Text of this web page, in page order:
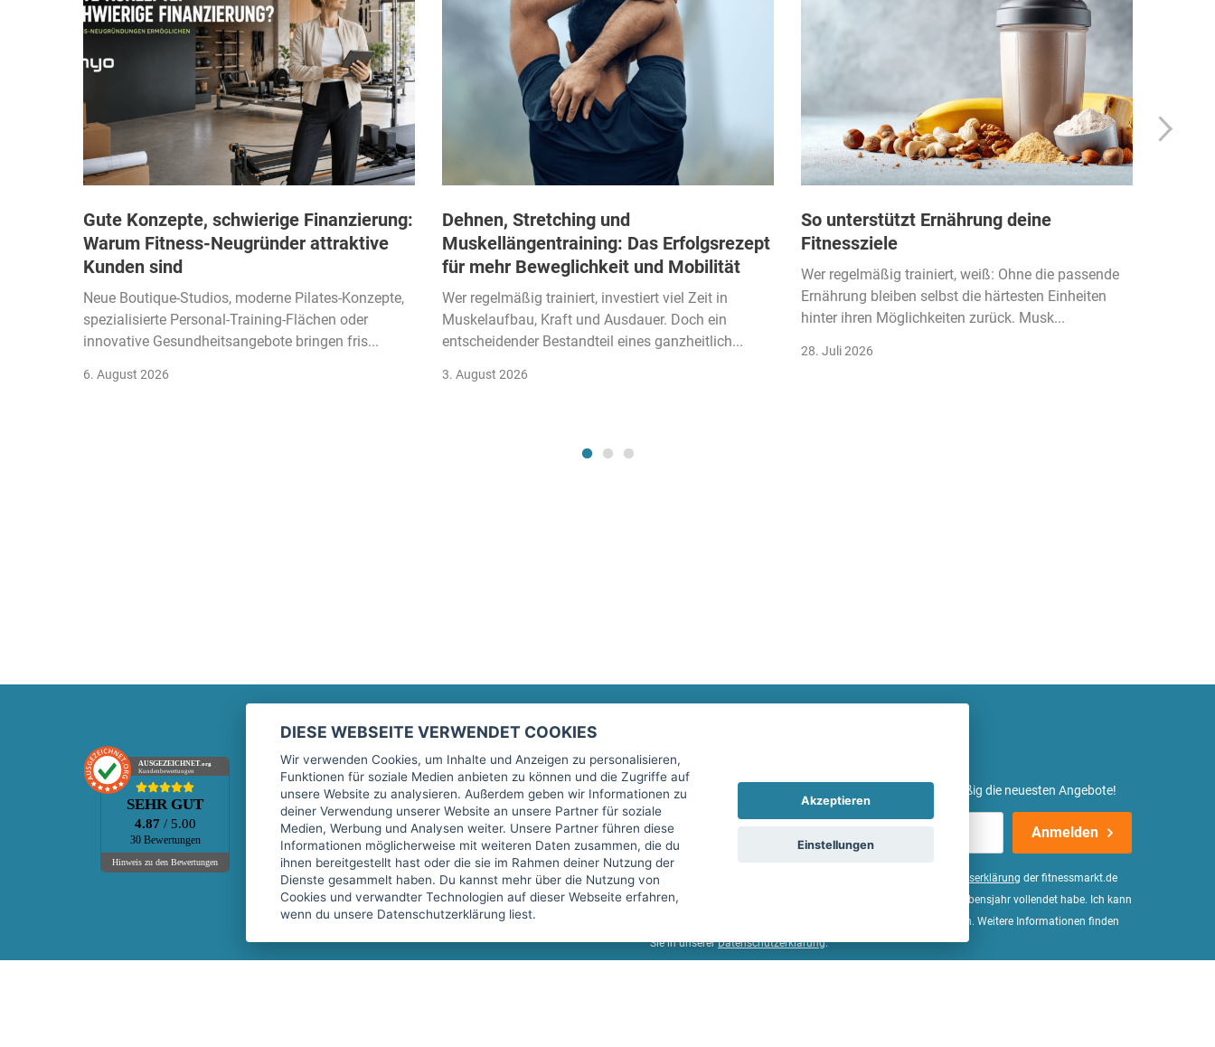
Gute Konzepte, schwierige Finanzierung:
Warum Fitness-Neugründer attraktive
Kunden sind
Neue Boutique-Studios, moderne Pilates-Konzepte,
spezialisierte Personal-Training-Flächen oder
innovative Gesundheitsangebote bringen fris...
6. August 2026
Dehnen, Stretching und
Muskellängentraining: Das Erfolgsrezept
für mehr Beweglichkeit und Mobilität
Wer regelmäßig trainiert, investiert viel Zeit in
Muskelaufbau, Kraft und Ausdauer. Doch ein
entscheidender Bestandteil eines ganzheitlich...
3. August 2026
So unterstützt Ernährung deine
Fitnessziele
Wer regelmäßig trainiert, weiß: Ohne die passende
Ernährung bleiben selbst die härtesten Einheiten
hinter ihren Möglichkeiten zurück. Musk...
28. Juli 2026
AUSGEZEICHNET.org
Kundenbewertungen
SEHR GUT
4.87 / 5.00
30 Bewertungen
Hinweis zu den Bewertungen
Marktplatz
Kontakt
Preise Marktplatz
FAQ Marktplatz
Über uns
Werbebuchungen
Rechtliches
Impressum
AGB
Datenschutz
Sicherheit
Top-Inserat kündigen
fitnessmarkt.de Newsletter
Trage dich hier für unseren Newsletter ein und erhalte regelmäßig die neuesten Angebote!
Anmelden
Ich stimme der Verarbeitung meiner Daten, wie in der Einwilligungserklärung der fitnessmarkt.de
services GmbH beschrieben, zu und bestätige, dass ich das 16. Lebensjahr vollendet habe. Ich kann
diese Einwilligung jederzeit mit Wirkung für die Zukunft widerrufen. Weitere Informationen finden
Sie in unsererDatenschutzerklärung.
DIESE WEBSEITE VERWENDET COOKIES
Wir verwenden Cookies, um Inhalte und Anzeigen zu personalisieren,
Funktionen für soziale Medien anbieten zu können und die Zugriffe auf
unsere Website zu analysieren. Außerdem geben wir Informationen zu
deiner Verwendung unserer Website an unsere Partner für soziale
Medien, Werbung und Analysen weiter. Unsere Partner führen diese
Informationen möglicherweise mit weiteren Daten zusammen, die du
ihnen bereitgestellt hast oder die sie im Rahmen deiner Nutzung der
Dienste gesammelt haben. Du kannst mehr über die Nutzung von
Cookies und verwandter Technologien auf dieser Webseite erfahren,
wenn du unsere Datenschutzerklärung liest.
Akzeptieren
Einstellungen